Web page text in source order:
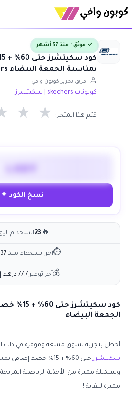
✓ موثق · منذ 57 أشهر
بمناسبة الجمعة البيضاء skechers
فريق تحرير كوبون وافي
كوبونات skechers | سكيتشرز
قيّم هذا المتجر: ★ ★
نسخ الكود ✦
🔥
23استخدام
⏱آخر استخدام منذ 37 دقيقة
💰آخر توفير 77.7 درهم إماراتي
كود
الجمعة البيضاء
أحظى بتجربة تسوق ممتعة وموفرة في ذات
سكيتشرز
حتى 60% + 15% خصم
وتشكيلة مميزة من الأحذية الرياضية
مميزة للغاية !